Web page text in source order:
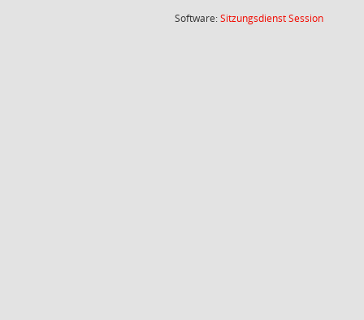
Software:SitzungsdienstSession(Wird in